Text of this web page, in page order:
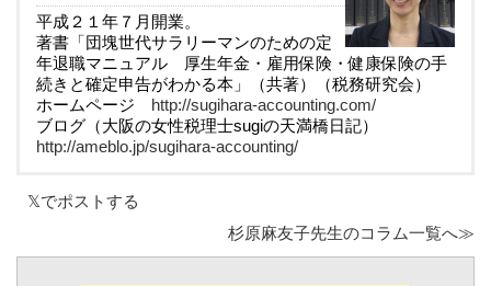
平成２１年７月開業。
著書「団塊世代サラリーマンのための定
年退職マニュアル 厚生年金・雇用保険・健康保険の手
続きと確定申告がわかる本」（共著）（税務研究会）
ホームページ http://sugihara-accounting.com/
ブログ（大阪の女性税理士sugiの天満橋日記）
http://ameblo.jp/sugihara-accounting/
𝕏でポストする
杉原麻友子先生のコラム一覧へ≫